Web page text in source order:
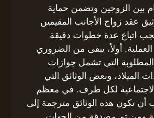
بين الزوجين وتضمن حماية
عقد زواج الأجانب المقيمين
يجب اتباع عدة خطوات دقيقة
أولاً، يبقى من الضروري
المطلوبة التي تشمل جوازات
الميلاد، وبعض الوثائق التي
الاجتماعية لكل طرف. في معظم
أن تكون هذه الوثائق مترجمة إلى